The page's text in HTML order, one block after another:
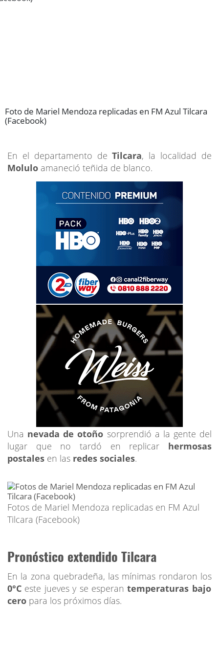
Foto de Mariel Mendoza replicadas en FM Azul Tilcara
(Facebook)
En el departamento deTilcara, la localidad de
Molulo amaneció teñida de blanco.
Una nevada de otoño sorprendió a la gente del
lugar que no tardó en replicar hermosas
postales en las redes sociales.
Fotos de Mariel Mendoza replicadas en FM Azul
Tilcara (Facebook)
Pronóstico extendido Tilcara
En la zona quebradeña, las mínimas rondaron los
0°C este jueves y se esperan temperaturas bajo
cero para los próximos días.